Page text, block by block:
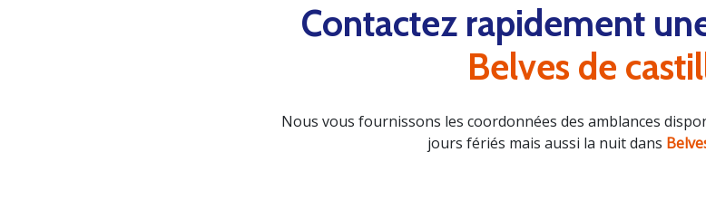
Contactez rapidement
Belves de
Nous vous fournissons les coordonnées des amblances
jours fériés mais aussi la nuit dans